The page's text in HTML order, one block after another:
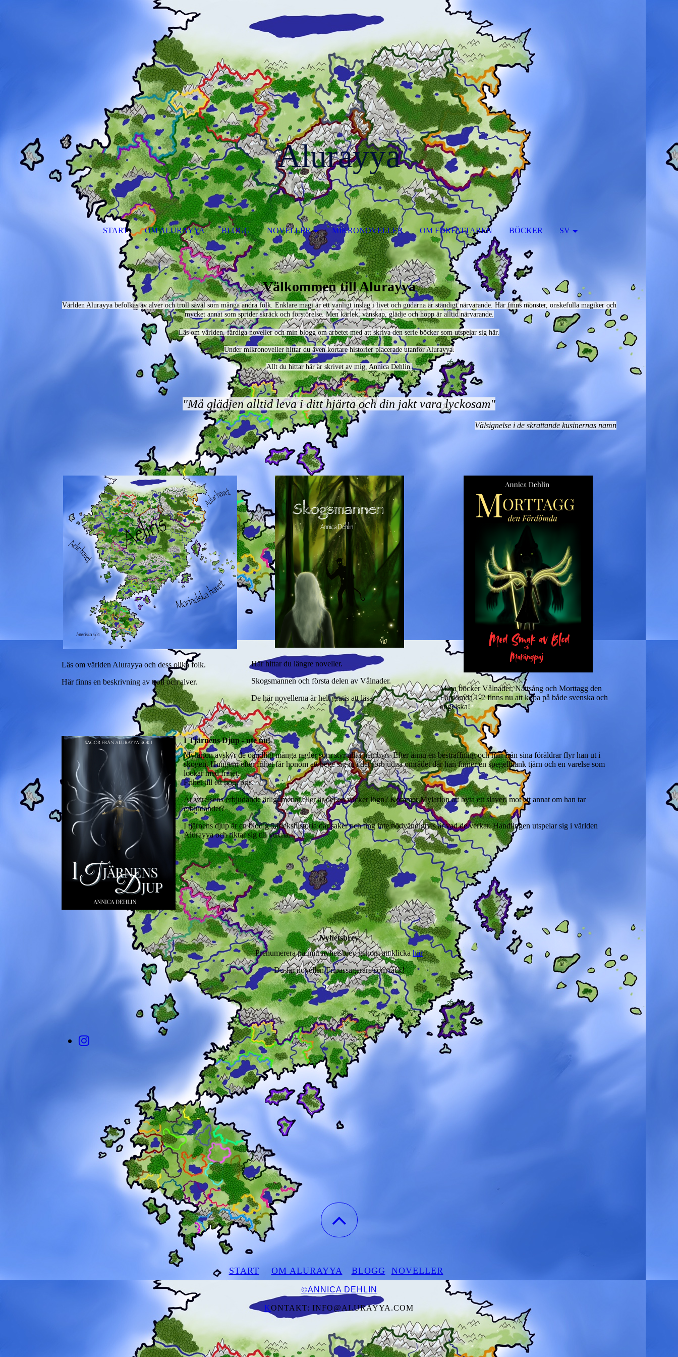
Alurayya
START OM ALURAYYA BLOGG NOVELLER MIKRONOVELLER OM FÖRFATTAREN BÖCKER SV
Välkommen till Alurayya
Världen Alurayya befolkas av alver och troll såväl som många andra folk. Enklare magi är ett vanligt inslag i livet och gudarna är ständigt närvarande. Här finns monster, onskefulla magiker och
mycket annat som sprider skräck och förstörelse. Men kärlek, vänskap, glädje och hopp är alltid närvarande.
Läs om världen, färdiga noveller och min blogg om arbetet med att skriva den serie böcker som utspelar sig här.
Under mikronoveller hittar du även kortare historier placerade utanför Alurayya.
Allt du hittar här är skrivet av mig, Annica Dehlin.
"Må glädjen alltid leva i ditt hjärta och din jakt vara lyckosam"
Välsignelse i de skrattande kusinernas namn
Läs om världen Alurayya och dess olika folk.
Här finns en beskrivning av troll och alver.
Här hittar du längre noveller.
Skogsmannen och första delen av Vålnader.
De här novellerna är helt gratis att läsa.
Mina böcker Vålnader, Nattsång och Morttagg den
Fördömda 1-2 finns nu att köpa på både svenska och
engelska!
I Tjärnens Djup - ute nu!
Mylarion avskyr de oändligt många regler som styr allt i hembyn. Efter ännu en bestraffning och hån från sina föräldrar flyr han ut i
skogen. Hungern efter frihet får honom att bege sig in i det förbjudna området där han finner en spegelblank tjärn och en varelse som
lockar med frihet.
Frihet till ett högt pris.
Är varelsens erbjudande ärligt menat eller är det en vacker lögn? Kommer Mylarion att byta ett slaveri mot ett annat om han tar
erbjudandet?
I tjärnens djup är en blodig kärlekshistoria där saker och ting inte nödvändigtvis är vad de verkar. Handlingen utspelar sig i världen
Alurayya och riktar sig till vuxna.
Nyhetsbrev
Prenumerera på mitt nyhetsbrev genom att klickahär
Du får novellen Fripassagerare som tack!
START OM ALURAYYA BLOGG NOVELLER
©ANNICA DEHLIN
KONTAKT: INFO@ALURAYYA.COM